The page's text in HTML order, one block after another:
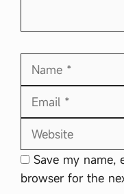
Name
Email
Website
Save my name,
browser for the